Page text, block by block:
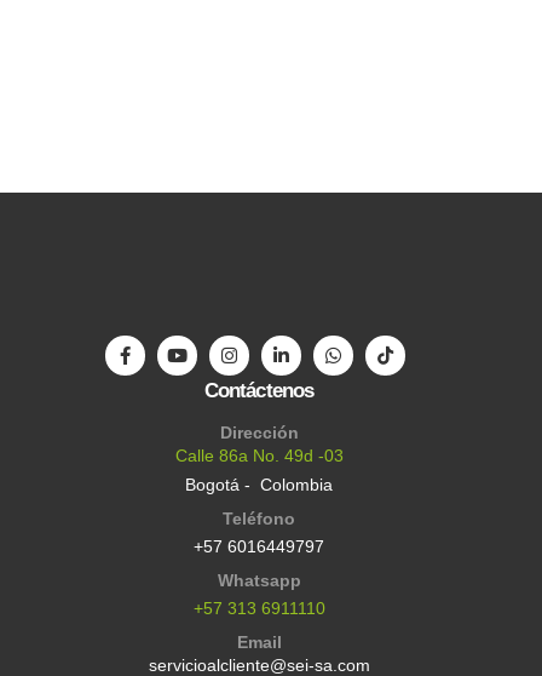
Contáctenos
Dirección
Calle 86a No. 49d -03
Bogotá - Colombia
Teléfono
+57 6016449797
Whatsapp
+57 313 6911110
Email
servicioalcliente@sei-sa.com